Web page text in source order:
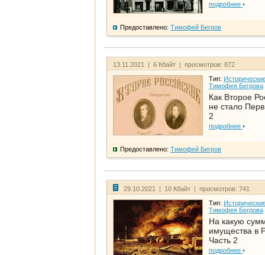
подробнее
Предоставлено: Тимофей Бегров
13.11.2021 | 6 Кбайт | просмотров: 872
Тип:
Тимофея Бегрова
Как Второе
не стало
2
подробнее
Предоставлено: Тимофей Бегров
29.10.2021 | 10 Кбайт | просмотров: 741
Тип:
Тимофея Бегрова
На какую
имущества в
Часть 2
подробнее